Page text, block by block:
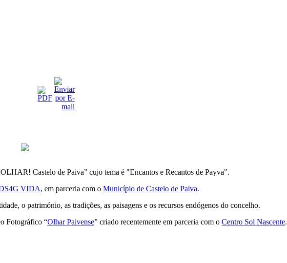
Castelo de Paiva” cujo tema é "Encantos e Recantos de Payva".
VIDA, em parceria com o Município de Castelo de Paiva.
o património, as tradições, as paisagens e os recursos endógenos do concelho.
Fotográfico “Olhar Paivense” criado recentemente em parceria com o Centro Sol Nascente.